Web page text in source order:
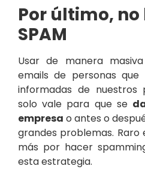
Por último,
SPAM
Usar de manera
emails de personas
informadas de nuestros
solo vale para que se
empresa o antes o
grandes problemas. Raro
más por hacer
esta estrategia.